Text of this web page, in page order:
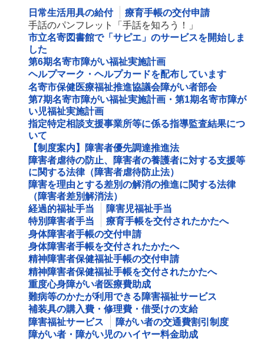
日常生活用具の給付
療育手帳の交付申請
手話のパンフレット「手話を知ろう！」
市立名寄図書館で「サピエ」のサービスを開始しま
した
第6期名寄市障がい福祉実施計画
ヘルプマーク・ヘルプカードを配布しています
名寄市保健医療福祉推進協議会障がい者部会
第7期名寄市障がい福祉実施計画・第1期名寄市障が
い児福祉実施計画
指定特定相談支援事業所等に係る指導監査結果につ
いて
【制度案内】障害者優先調達推進法
障害者虐待の防止、障害者の養護者に対する支援等
に関する法律（障害者虐待防止法）
障害を理由とする差別の解消の推進に関する法律
（障害者差別解消法）
経過的福祉手当
障害児福祉手当
特別障害者手当
療育手帳を交付されたかたへ
身体障害者手帳の交付申請
身体障害者手帳を交付されたかたへ
精神障害者保健福祉手帳の交付申請
精神障害者保健福祉手帳を交付されたかたへ
重度心身障がい者医療費助成
難病等のかたが利用できる障害福祉サービス
補装具の購入費・修理費・借受けの支給
障害福祉サービス
障がい者の交通費割引制度
障がい者・障がい児のハイヤー料金助成